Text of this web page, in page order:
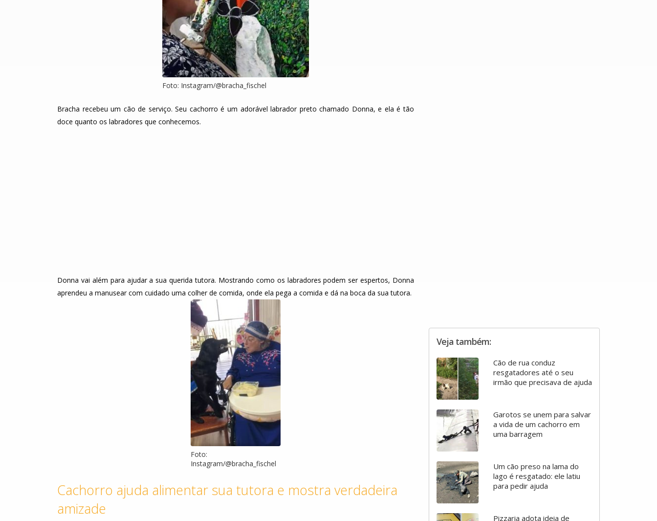
Foto: Instagram/@bracha_fischel
Bracha recebeu um cão de serviço. Seu cachorro é um adorável labrador preto chamado Donna, e ela é tão
doce quanto os labradores que conhecemos.
Donna vai além para ajudar a sua querida tutora. Mostrando como os labradores podem ser espertos, Donna
aprendeu a manusear com cuidado uma colher de comida, onde ela pega a comida e dá na boca da sua tutora.
Foto:
Instagram/@bracha_fischel
Cachorro ajuda alimentar sua tutora e mostra verdadeira
amizade
Veja também:
Cão de rua conduz
resgatadores até o seu
irmão que precisava de ajuda
Garotos se unem para salvar
a vida de um cachorro em
uma barragem
Um cão preso na lama do
lago é resgatado: ele latiu
para pedir ajuda
Pizzaria adota ideia de